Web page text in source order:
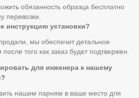
обязанность образца бесплатно
перевозки.
инструкцию установки?
мы обеспечит детальное
после того как заказ будет подтвержен.
для инженера к нашему
нашим парням в ваше место для